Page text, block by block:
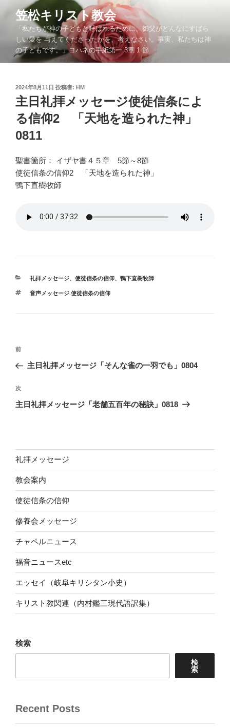
笠松キリスト教会
「私たちが神の子どもと呼ばれるために、御父がどんなにすばら
しい愛を 与えてくださったかを、考えなさい。事実、私たちは神
の子どもです。」ヨハネの手紙第一 3章 1 節
投
稿
日:
2024年8月11日 投稿者: HM
主日礼拝メッセージ使徒信条によ
る信仰2 「天地を造られた神」
0811
聖書箇所： イザヤ書４５章 5節～8節
使徒信条の信仰2 「天地を造られた神」
鴨下直樹牧師
カ
ゴ
礼拝メッセージ、 使徒信条の信仰、 鴨下直樹牧師
タ
音声メッセージ 使徒信条の信仰
投
ナ
ビ
ゲ
ン
前
の
稿
前
主日礼拝メッセージ「そんな雀の一羽でも」0804
次
の
次
主日礼拝メッセージ「老舗五百年の秘訣」0818
礼拝メッセージ
教会案内
使徒信条の信仰
修養会メッセージ
チャペルニュース
福音ニュースetc
エッセイ（岐阜キリシタン小史）
キリスト教関連（内村鑑三現代語訳集）
検索
検
索
Recent Posts